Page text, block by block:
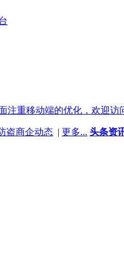
注重移动端的优化，欢迎
盗商企动态 | 更多... 头条资